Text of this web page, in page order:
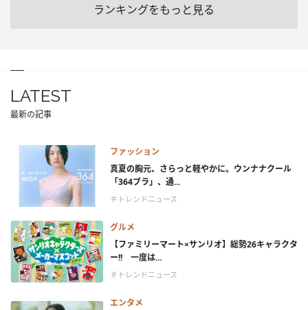
ランキングをもっと見る
LATEST
最新の記事
ファッション
真夏の胸元、さらっと軽やかに。ウンナナクール
「364ブラ」、通...
＃トレンドニュース
グルメ
【ファミリーマート×サンリオ】総勢26キャラクタ
ー!! 一度は...
＃トレンドニュース
エンタメ